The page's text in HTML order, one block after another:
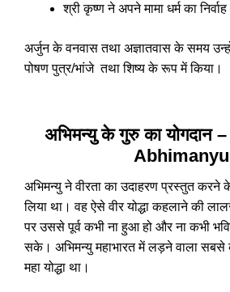
श्री कृष्ण ने अपने मामा धर्म का
अर्जुन के वनवास तथा अज्ञातवास के समय
पोषण पुत्र/भांजे तथा शिष्य के रूप में किया।
अभिमन्यु के गुरु का योगदान
Abhimanyu
अभिमन्यु ने वीरता का उदाहरण प्रस्तुत करने
लिया था। वह ऐसे वीर योद्धा कहलाने की
पर उससे पूर्व कभी ना हुआ हो और ना कभी
सके। अभिमन्यु महाभारत में लड़ने वाला
महा योद्धा था।